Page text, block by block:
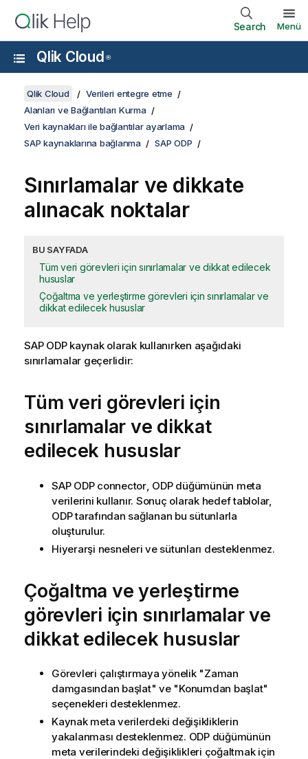
Search Menü
Qlik Cloud ®
Qlik Cloud
Verileri entegre etme
Alanları ve Bağlantıları Kurma
Veri kaynakları ile bağlantılar ayarlama
SAP kaynaklarına bağlanma
SAP ODP
Sınırlamalar ve dikkate
alınacak noktalar
BU SAYFADA
Tüm veri görevleri için sınırlamalar ve dikkat edilecek
hususlar
Çoğaltma ve yerleştirme görevleri için sınırlamalar ve
dikkat edilecek hususlar
SAP ODP kaynak olarak kullanırken aşağıdaki
sınırlamalar geçerlidir:
Tüm veri görevleri için
sınırlamalar ve dikkat
edilecek hususlar
SAP ODP connector, ODP düğümünün meta
verilerini kullanır. Sonuç olarak hedef tablolar,
ODP tarafından sağlanan bu sütunlarla
oluşturulur.
Hiyerarşi nesneleri ve sütunları desteklenmez.
Çoğaltma ve yerleştirme
görevleri için sınırlamalar ve
dikkat edilecek hususlar
Görevleri çalıştırmaya yönelik "Zaman
damgasından başlat" ve "Konumdan başlat"
seçenekleri desteklenmez.
Kaynak meta verilerdeki değişikliklerin
yakalanması desteklenmez. ODP düğümünün
meta verilerindeki değişiklikleri çoğaltmak için